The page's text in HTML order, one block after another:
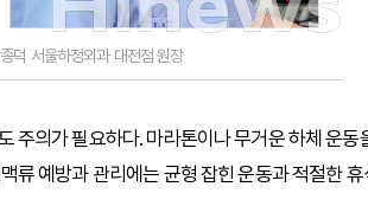
덕 서울하정외과 대전점 원장
주의가 필요하다. 마라톤이나 무거운 하체 운동
류 예방과 관리에는 균형 잡힌 운동과 적절한